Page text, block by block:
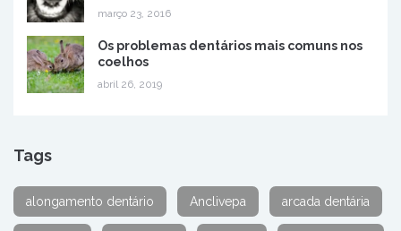
março 23, 2016
Os problemas dentários mais comuns nos
coelhos
abril 26, 2019
Tags
alongamento dentário Anclivepa arcada dentária